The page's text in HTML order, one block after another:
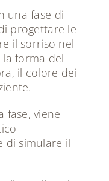
una fase di
progettare le
il sorriso nel
la forma del
il colore dei
fase, viene
di simulare il